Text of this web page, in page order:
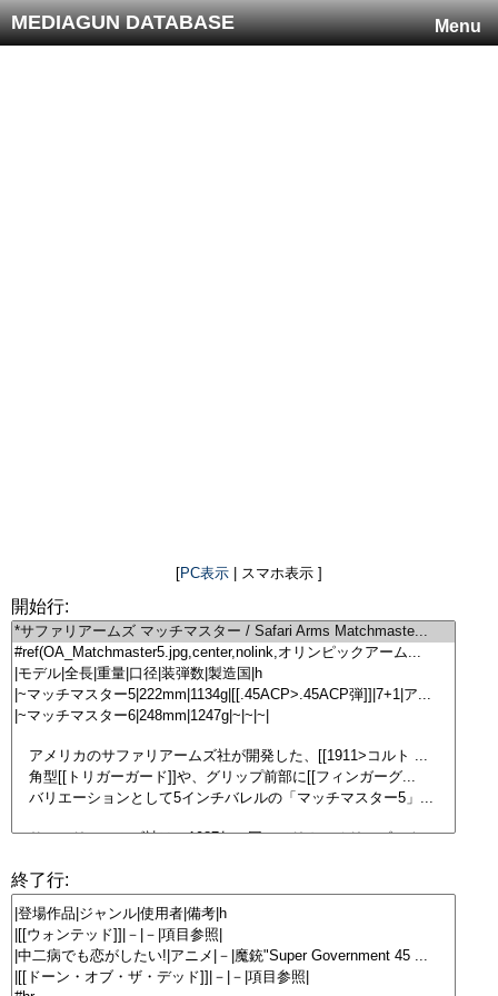
Menu
MEDIAGUN DATABASE
[PC表示 | スマホ表示 ]
開始行:
終了行: